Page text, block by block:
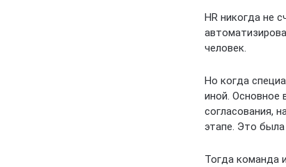
HR никогда не
человек.
Но когда
иной. Основное
согласования,
этапе. Это была
Тогда команда